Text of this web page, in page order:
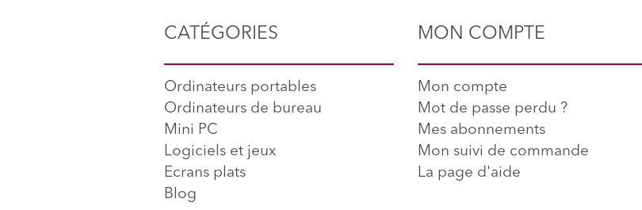
CATÉGORIES
Ordinateurs portables
Ordinateurs de bureau
Mini PC
Logiciels et jeux
Ecrans plats
Blog
MON COMPTE
Mon compte
Mot de passe perdu ?
Mes abonnements
Mon suivi de commande
La page d'aide